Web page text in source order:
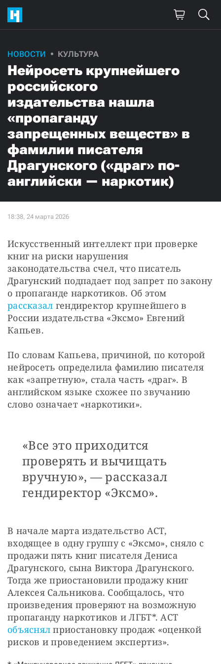
НОВОСТИ КУЛЬТУРА
Нейросеть крупнейшего
российского
издательства нашла
«пропаганду
запрещенных веществ» в
фамилии писателя
Драгунского («драг» по-
английски — наркотик)
Искусственный интеллект при проверке
книг на риски нарушения
законодательства счел, что писатель
Драгунский подпадает под запрет по закону
рассказал гендиректор крупнейшего в
России издательства «Эксмо» Евгений
Капьев.
По словам Капьева, причиной, по которой
нейросеть определила фамилию писателя
как «запретную», стала часть «драг». В
английском языке схожее по звучанию
слово означает «наркотики».
«Все это приходится
проверять и вычищать
вручную», — рассказал
гендиректор «Эксмо».
В начале марта издательство АСТ,
входящее в одну группу с «Эксмо», сняло с
продажи пять книг писателя Дениса
Драгунского, сына Виктора Драгунского.
Тогда же приостановили продажу книг
Алексея Сальникова. Сообщалось, что
произведения проверяют на возможную
объяснял приостановку продаж «оценкой
рисков и проведением экспертиз».